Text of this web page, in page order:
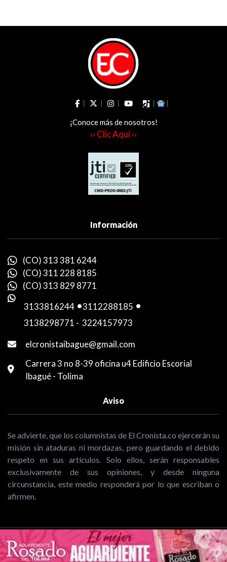
¡Conoce más de nosotros!
›› Clic Aquí ‹‹
Información
(CO) 313 381 6244
(CO) 311 228 8185
(CO) 313 829 8771
3133816244 -3112288185 -
3138298771 - 3224157973
elcronistaibague@gmail.com
Carrera 3 no 8-39 oficina u4 Edificio Escorial
Ibagué - Tolima
Aviso
Se advierte, que los columnistas de El Cronista.co ejercerán su
misión sin ataduras ni mordazas, pero guardando el debido
respeto en sus artículos. Solo ellos, serán responsables
exclusivamente de sus opiniones, y desde ninguna
circunstancia, este medio responderá por lo que escriban o
afirmen.
Copyright © 2026 El Cronista | Periodismo de análisis y opinión de